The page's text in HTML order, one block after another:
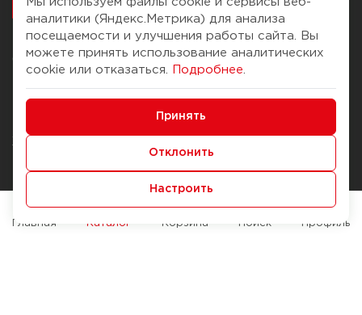
О компании
История Компании
Журнал
Наши марки
Брендирование
Помощь
Доставка и оплата
Способы оплаты
Служба контроля качества
аналитики (Яндекс.Метрика) для анализа
посещаемости и улучшения работы сайта. Вы
можете принять использование аналитических
cookie или отказаться.
Подробнее
Принять
Отклонить
Настроить
Главная Каталог Корзина Поиск Профиль